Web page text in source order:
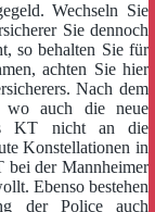
Wechseln Sie
Sie dennoch
so behalten Sie für
achten Sie hier
Nach dem
wo auch die neue
KT nicht an die
Konstellationen in
bei der Mannheimer
Ebenso bestehen
der Police auch